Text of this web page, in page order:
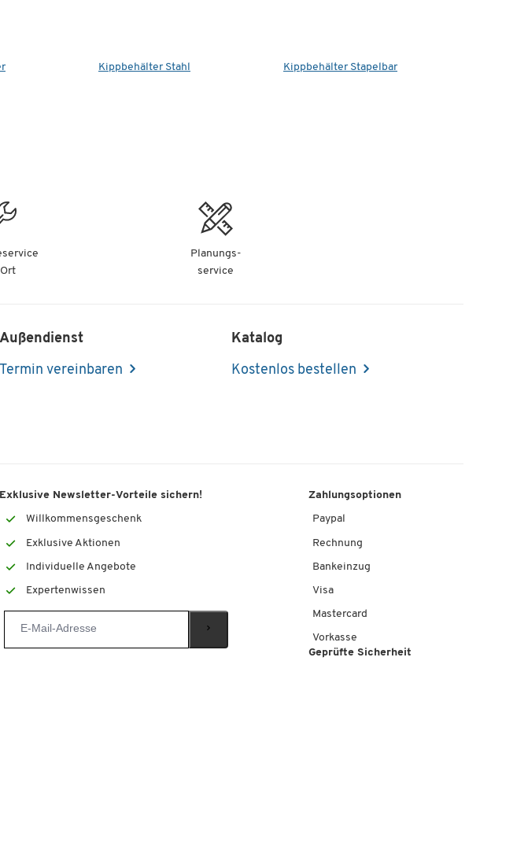
Kippbehälter Stahl Kippbehälter Stapelbar
Planungs-
service
Außendienst
Termin vereinbaren
Katalog
Kostenlos bestellen
Exklusive Newsletter-Vorteile sichern!
Willkommensgeschenk
Exklusive Aktionen
Individuelle Angebote
Expertenwissen
Zahlungsoptionen
Paypal
Rechnung
Bankeinzug
Visa
Mastercard
Vorkasse
Geprüfte Sicherheit